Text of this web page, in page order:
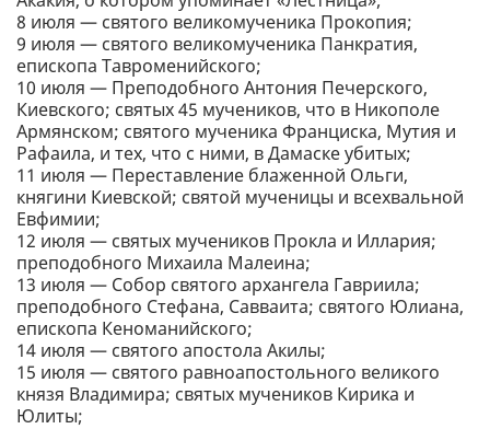
8 июля — святого великомученика Прокопия;
9 июля — святого великомученика Панкратия,
епископа Тавроменийского;
10 июля — Преподобного Антония Печерского,
Киевского; святых 45 мучеников, что в Никополе
Армянском; святого мученика Франциска, Мутия и
Рафаила, и тех, что с ними, в Дамаске убитых;
11 июля — Переставление блаженной Ольги,
княгини Киевской; святой мученицы и всехвальной
Евфимии;
12 июля — святых мучеников Прокла и Иллария;
преподобного Михаила Малеина;
13 июля — Собор святого архангела Гавриила;
преподобного Стефана, Савваита; святого Юлиана,
епископа Кеноманийского;
14 июля — святого апостола Акилы;
15 июля — святого равноапостольного великого
князя Владимира; святых мучеников Кирика и
Юлиты;